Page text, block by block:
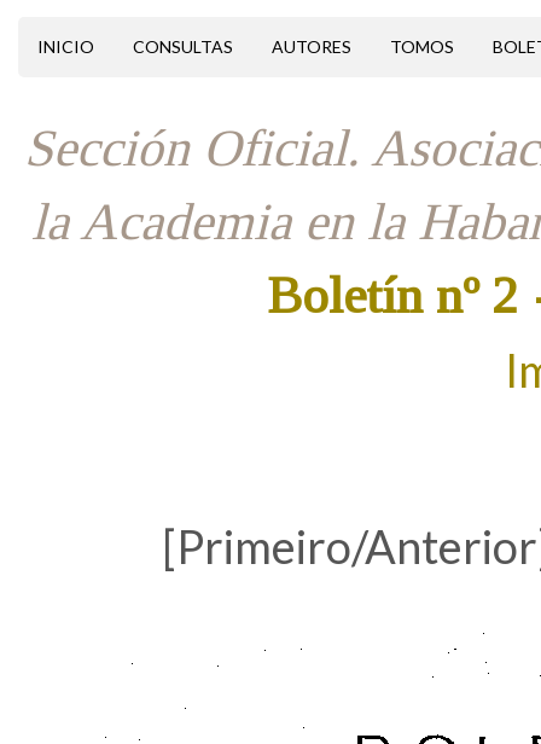
INICIO CONSULTAS AUTORES TOMOS
Sección Oficial.
la Academia en la
Boletín nº 2
[Primeiro/